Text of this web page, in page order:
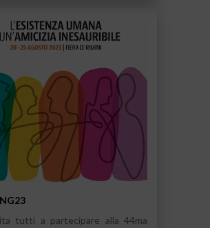
tutti a partecipare alla 44ma